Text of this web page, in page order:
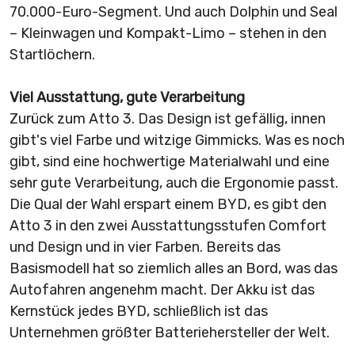
70.000-Euro-Segment. Und auch Dolphin und Seal
– Kleinwagen und Kompakt-Limo – stehen in den
Startlöchern.
Viel Ausstattung, gute Verarbeitung
Zurück zum Atto 3. Das Design ist gefällig, innen
gibt's viel Farbe und witzige Gimmicks. Was es noch
gibt, sind eine hochwertige Materialwahl und eine
sehr gute Verarbeitung, auch die Ergonomie passt.
Die Qual der Wahl erspart einem BYD, es gibt den
Atto 3 in den zwei Ausstattungsstufen Comfort
und Design und in vier Farben. Bereits das
Basismodell hat so ziemlich alles an Bord, was das
Autofahren angenehm macht. Der Akku ist das
Kernstück jedes BYD, schließlich ist das
Unternehmen größter Batteriehersteller der Welt.